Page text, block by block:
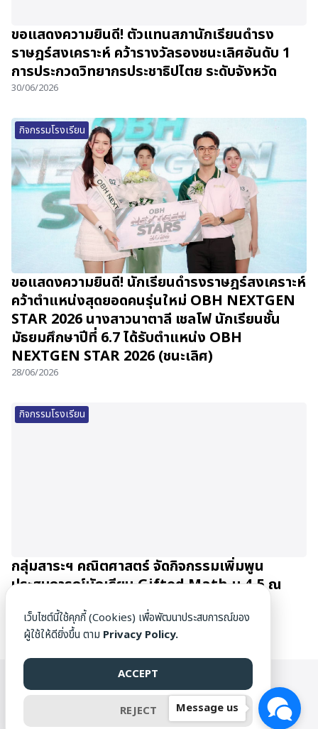
ขอแสดงความยินดี! ตัวแทนสภานักเรียนดำรง
ราษฎร์สงเคราะห์ คว้ารางวัลรองชนะเลิศอันดับ 1
การประกวดวิทยากรประชาธิปไตย ระดับจังหวัด
30/06/2026
กิจกรรมโรงเรียน
ขอแสดงความยินดี! นักเรียนดำรงราษฎร์สงเคราะห์
คว้าตำแหน่งสุดยอดคนรุ่นใหม่ OBH NEXTGEN
STAR 2026 นางสาวนาตาลี เชลโฟ นักเรียนชั้น
มัธยมศึกษาปีที่ 6.7 ได้รับตำแหน่ง OBH
NEXTGEN STAR 2026 (ชนะเลิศ)
28/06/2026
กิจกรรมโรงเรียน
กลุ่มสาระฯ คณิตศาสตร์ จัดกิจกรรมเพิ่มพูน
ประสบการณ์นักเรียน Gifted Math ม.4-5 ณ
มหาวิทยาลัยเชียงใหม่
27/06/2026
WWW.DAMRONG.AC.TH ©[1976] ALL RIGHTS RESERVED.
Message us
เว็บไซต์นี้ใช้คุกกี้ (Cookies) เพื่อพัฒนาประสบการณ์ของ
ผู้ใช้ให้ดียิ่งขึ้น ตาม Privacy Policy.
ACCEPT
REJECT